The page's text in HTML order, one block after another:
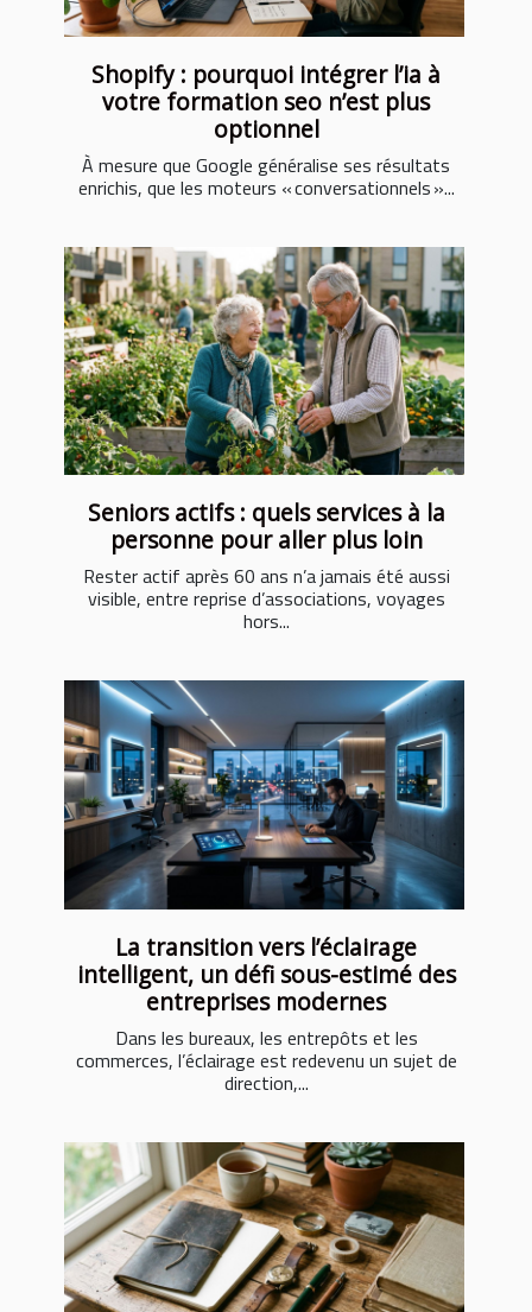
Shopify : pourquoi intégrer l’ia à
votre formation seo n’est plus
optionnel
À mesure que Google généralise ses résultats
enrichis, que les moteurs « conversationnels »...
Seniors actifs : quels services à la
personne pour aller plus loin
Rester actif après 60 ans n’a jamais été aussi
visible, entre reprise d’associations, voyages
hors...
La transition vers l’éclairage
intelligent, un défi sous-estimé des
entreprises modernes
Dans les bureaux, les entrepôts et les
commerces, l’éclairage est redevenu un sujet de
direction,...